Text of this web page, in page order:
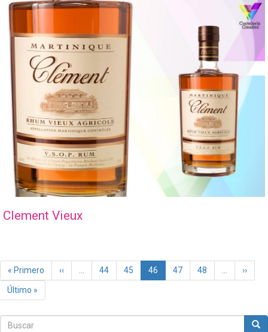
Clement Vieux
Paginación
Primera
página
« Primero
Página
anterior
‹‹ Page
44 Page
45
Página
actual
46 Page
47 Page
48
página
››
Última
página
Último »
Buscar